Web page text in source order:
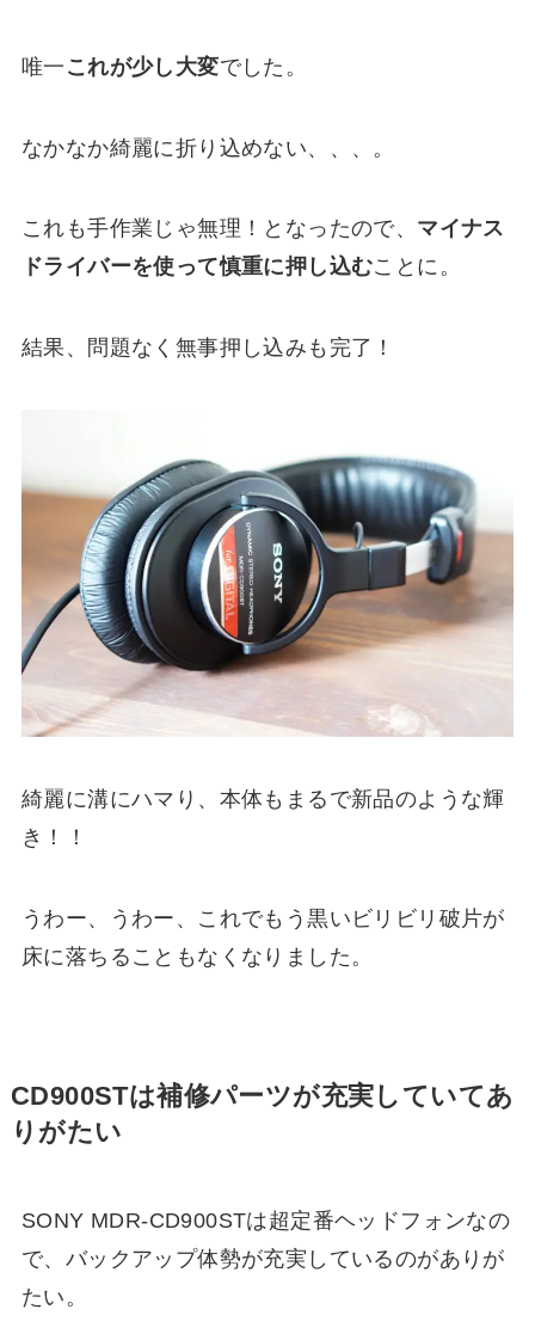
唯一 これが少し大変でした。
なかなか綺麗に折り込めない、、、。
これも手作業じゃ無理！となったので、 マイナス
ドライバーを使って慎重に押し込むことに。
結果、問題なく無事押し込みも完了！
綺麗に溝にハマり、本体もまるで新品のような輝
き！！
うわー、うわー、これでもう黒いビリビリ破片が
床に落ちることもなくなりました。
CD900STは補修パーツが充実していてあ
りがたい
SONY MDR-CD900STは超定番ヘッドフォンなの
で、バックアップ体勢が充実しているのがありが
たい。